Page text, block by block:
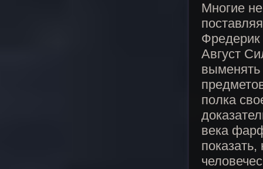
Многие
Фредерик
Август
полка
века